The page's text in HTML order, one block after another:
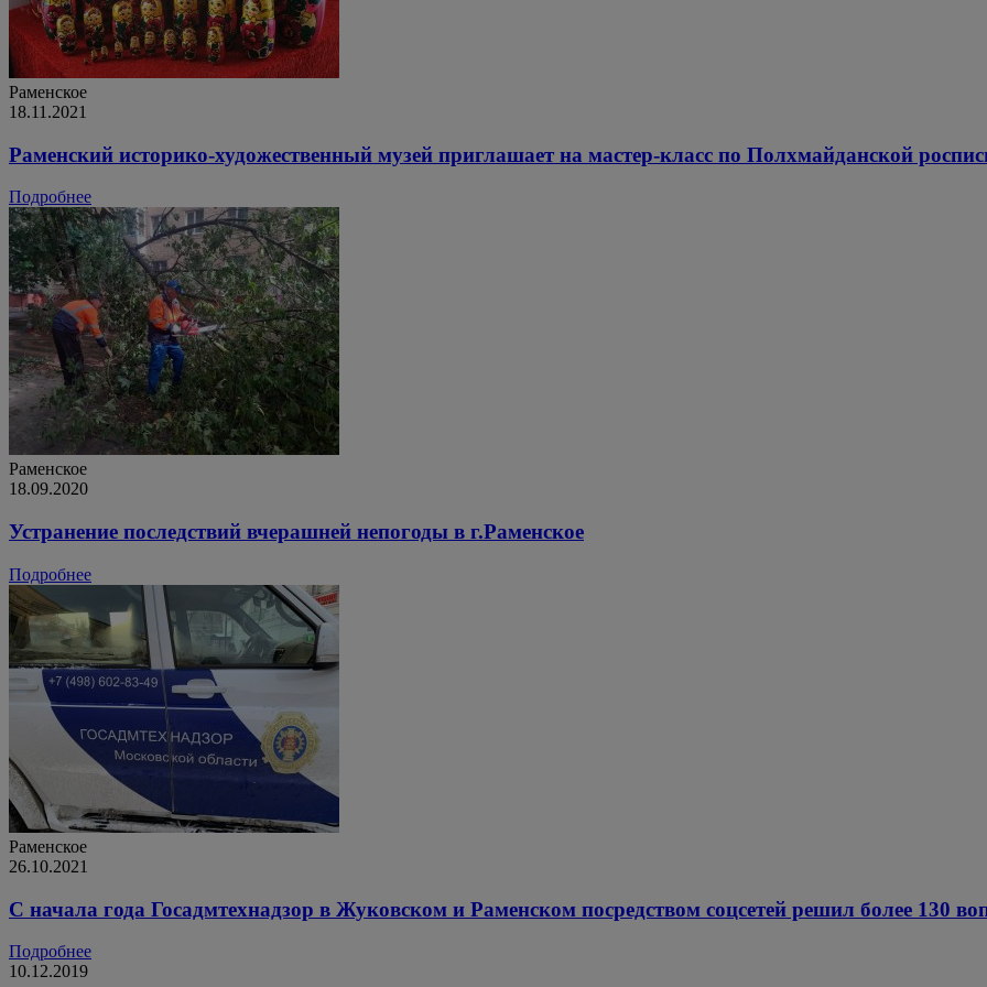
Раменское
18.11.2021
Раменский историко-художественный музей приглашает на мастер-класс по Полхмайданской
Подробнее
Раменское
18.09.2020
Устранение последствий вчерашней непогоды в г.Раменское
Подробнее
Раменское
26.10.2021
С начала года Госадмтехнадзор в Жуковском и Раменском посредством соцсетей решил более 130
Подробнее
10.12.2019